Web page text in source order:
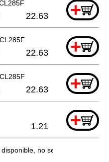
+
22.63
+
22.63
+
22.63
+
1.21
no se puede pedir